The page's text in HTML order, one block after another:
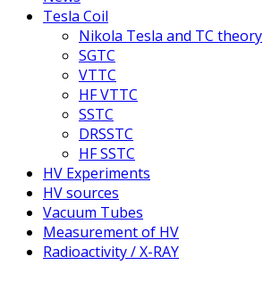
Tesla Coil
Nikola Tesla and TC theory
SGTC
VTTC
HF VTTC
SSTC
DRSSTC
HF SSTC
HV Experiments
HV sources
Vacuum Tubes
Measurement of HV
Radioactivity / X-RAY